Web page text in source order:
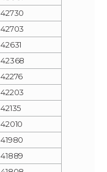
42730
42703
42631
42368
42276
42203
42135
42010
41980
41889